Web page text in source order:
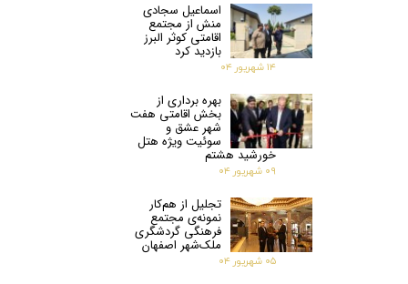
اسماعیل سجادی
منش از مجتمع
اقامتی کوثر البرز
بازدید کرد
۱۴ شهریور ۰۴
بهره برداری از
بخش اقامتی هفت
شهر عشق و
سوئیت ویژه هتل
خورشید هشتم
۰۹ شهریور ۰۴
تجلیل از هم‌کار
نمونه‌ی مجتمع
فرهنگی گردشگری
ملک‌شهر اصفهان
۰۵ شهریور ۰۴